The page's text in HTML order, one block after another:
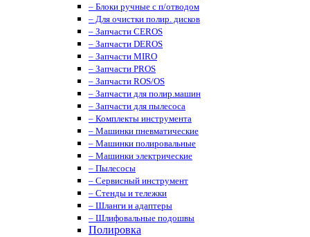
– Блоки ручные с п/отводом
– Для очистки полир. дисков
– Запчасти CEROS
– Запчасти DEROS
– Запчасти MIRO
– Запчасти PROS
– Запчасти ROS/OS
– Запчасти для полир.машин
– Запчасти для пылесоса
– Комплекты инструмента
– Машинки пневматические
– Машинки полировальные
– Машинки электрические
– Пылесосы
– Сервисный инструмент
– Стенды и тележки
– Шланги и адаптеры
– Шлифовальные подошвы
Полировка